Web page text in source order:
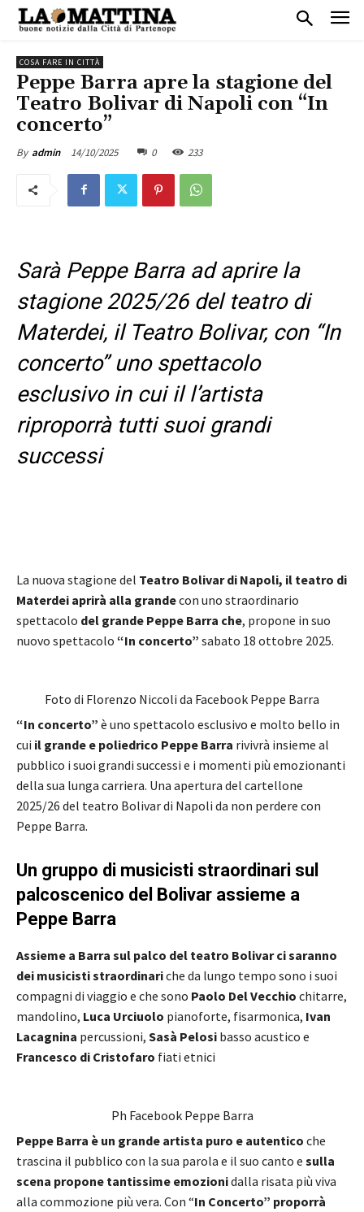
COSA FARE IN CITTÀ
Peppe Barra apre la stagione del
Teatro Bolivar di Napoli con “In
concerto”
By admin 14/10/2025 0 233
SaràPeppe Barra ad aprire la
stagione 2025/26 del teatro di
Materdei, il Teatro Bolivar, con “In
concerto” uno spettacolo
esclusivo in cui il l’artista
riproporrà tutti suoi grandi
successi
La nuova stagione del Teatro Bolivar di Napoli, il teatro di
Materdei aprirà alla grandecon uno straordinario
spettacolo del grande Peppe Barra che, propone in suo
nuovo spettacolo “In concerto” sabato 18 ottobre 2025.
Foto di Florenzo Niccoli da Facebook Peppe Barra
“In concerto” è uno spettacolo esclusivo e molto bello in
cui il grande e poliedrico Peppe Barra rivivrà insieme al
pubblico i suoi grandi successi e i momenti più emozionanti
della sua lunga carriera. Una apertura del cartellone
2025/26 del teatro Bolivar di Napoli da non perdere con
Peppe Barra.
Un gruppo di musicisti straordinari sul
palcoscenico del Bolivar assieme a
Peppe Barra
Assieme a Barra sul palco del teatro Bolivar ci saranno
dei musicisti straordinariche da lungo tempo sono i suoi
compagni di viaggio e che sono Paolo Del Vecchio chitarre,
mandolino, Luca Urciuolo pianoforte, fisarmonica, Ivan
Lacagnina percussioni, Sasà Pelosi basso acustico e
Francesco di Cristofaro fiati etnici
Ph Facebook Peppe Barra
Peppe Barra è un grande artista puro e autentico che
trascina il pubblico con la sua parola e il suo canto e sulla
scena propone tantissime emozionidalla risata più viva
alla commozione più vera. Con “In Concerto” proporrà